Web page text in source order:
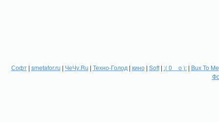
Софт| smetafor.ru | ЧеЧу.Ru | Техно-Голод | кино| Soft| :( 0 _ о ):| Bux To Me